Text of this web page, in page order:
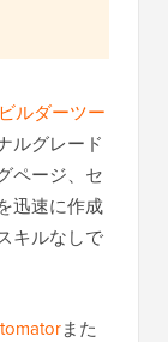
ルダーツー
ルグレード
ページ、セ
迅速に作成
キルなしで
また